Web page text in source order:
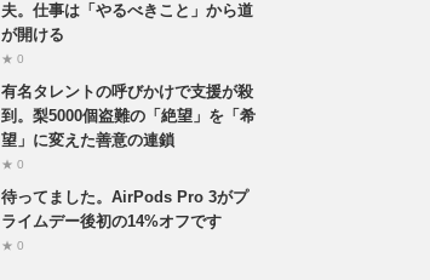
夫。仕事は「やるべきこと」から道
が開ける
★ 0
有名タレントの呼びかけで支援が殺
到。梨5000個盗難の「絶望」を「希
望」に変えた善意の連鎖
★ 0
待ってました。AirPods Pro 3がプ
ライムデー後初の14%オフです
★ 0